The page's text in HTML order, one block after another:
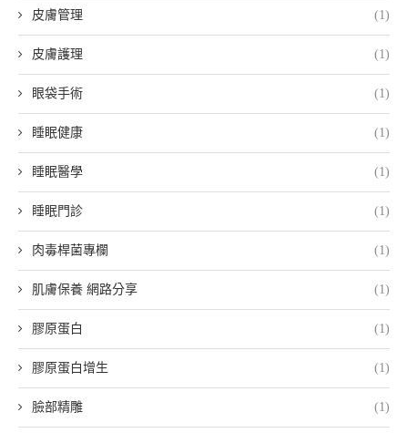
皮膚管理 (1)
皮膚護理 (1)
眼袋手術 (1)
睡眠健康 (1)
睡眠醫學 (1)
睡眠門診 (1)
肉毒桿菌專欄 (1)
肌膚保養 網路分享 (1)
膠原蛋白 (1)
膠原蛋白增生 (1)
臉部精雕 (1)